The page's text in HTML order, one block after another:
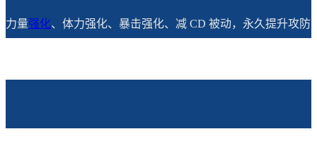
力量强化、体力强化、暴击强化、减 CD 被动，永久提升攻防